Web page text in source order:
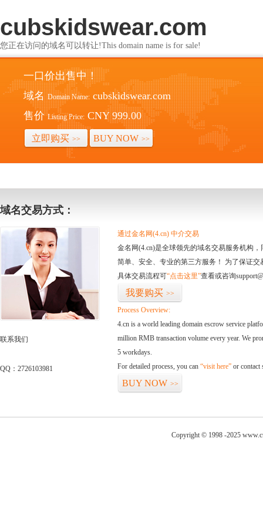
cubskidswear.com
您正在访问的域名可以转让!This domain name is for sale!
一口价出售中！
域名 Domain Name: cubskidswear.com
售价 Listing Price: CNY 999.00
立即购买 >> BUY NOW >>
域名交易方式：
联系我们
QQ：2726103981
通过金名网(4.cn) 中介交易
金名网(4.cn)是全球领先的域名交易服务机构
简单、安全、专业的第三方服务！ 为了保证
具体交易流程可“点击这里”查看或咨询
我要购买 >>
Process Overview:
4.cn is a world leading domain escrow service
million RMB transaction volume every year. We
5 workdays.
For detailed process, you can “visit here” or contact
BUY NOW >>
Copyright © 1998 -2025